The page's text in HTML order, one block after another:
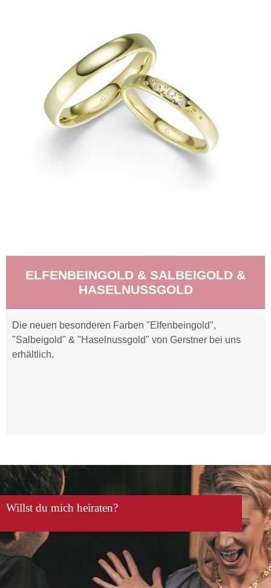
ELFENBEINGOLD & SALBEIGOLD &
HASELNUSSGOLD
Die neuen besonderen Farben "Elfenbeingold",
"Salbeigold" & "Haselnussgold" von Gerstner bei uns
erhältlich.
Willst du mich heiraten?